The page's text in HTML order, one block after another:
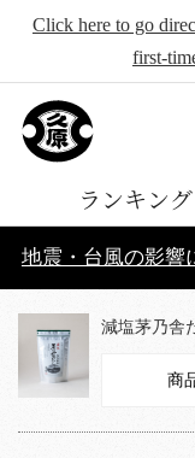
Click here to go
first-
ランキング
地震・台風の影響
減塩茅乃舎
商